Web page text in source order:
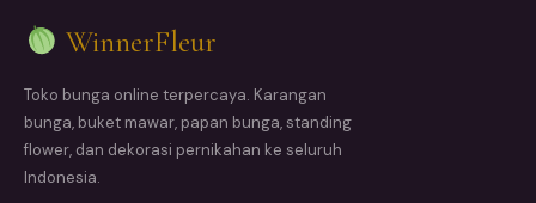
WinnerFleur
Toko bunga online terpercaya. Karangan
bunga, buket mawar, papan bunga, standing
flower, dan dekorasi pernikahan ke seluruh
Indonesia.